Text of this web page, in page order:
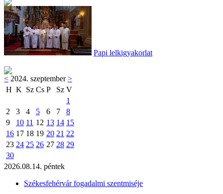
Papi lelkigyakorlat
< 2024. szeptember>
H K Sz Cs P Sz V
1
2
3 4 5 6 7
8
9
10 11 12 13 14 15
16 17 18 19 20 21 22
23 24 25 26 27 28 29
30
2026.08.14. péntek
Székesfehérvár fogadalmi szentmiséje